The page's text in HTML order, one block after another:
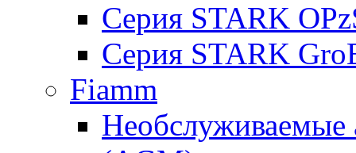
Серия STARK
Серия STARK
Fiamm
Необслуживаемые